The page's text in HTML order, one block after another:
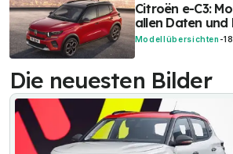
Citroën e-C3:
allen Daten und
Modellübersichten -
Die neuesten Bilder